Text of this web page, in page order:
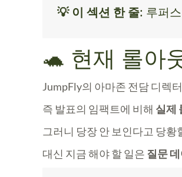
💡 이 섹션 한 줄: 루퍼
🐢 현재 롤아
JumpFly의 아마존 전담 디렉
즉 발표의 임팩트에 비해 실제
그러니 당장 안 보인다고 당황
대신 지금 해야 할 일은 질문